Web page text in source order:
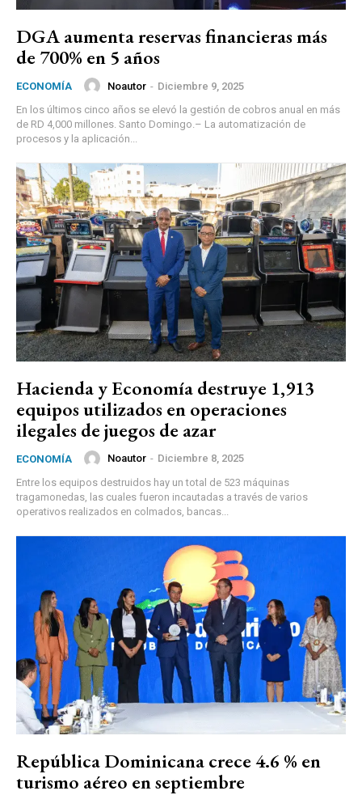
DGA aumenta reservas financieras más
de 700% en 5 años
ECONOMÍA Noautor - Diciembre 9, 2025
En los últimos cinco años se elevó la gestión de cobros anual en más
de RD 4,000 millones. Santo Domingo.– La automatización de
procesos y la aplicación...
Hacienda y Economía destruye 1,913
equipos utilizados en operaciones
ilegales de juegos de azar
ECONOMÍA Noautor - Diciembre 8, 2025
Entre los equipos destruidos hay un total de 523 máquinas
tragamonedas, las cuales fueron incautadas a través de varios
operativos realizados en colmados, bancas...
República Dominicana crece 4.6 % en
turismo aéreo en septiembre